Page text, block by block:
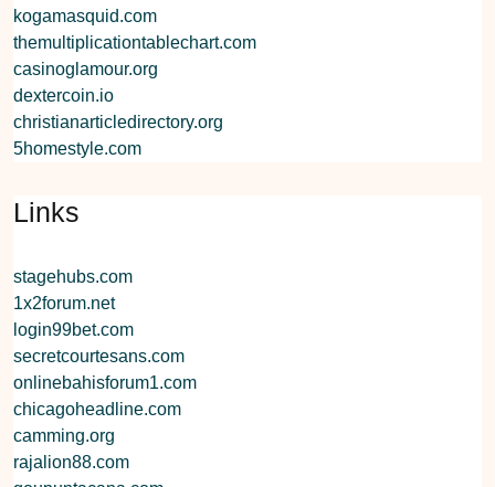
kogamasquid.com
themultiplicationtablechart.com
casinoglamour.org
dextercoin.io
christianarticledirectory.org
5homestyle.com
Links
stagehubs.com
1x2forum.net
login99bet.com
secretcourtesans.com
onlinebahisforum1.com
chicagoheadline.com
camming.org
rajalion88.com